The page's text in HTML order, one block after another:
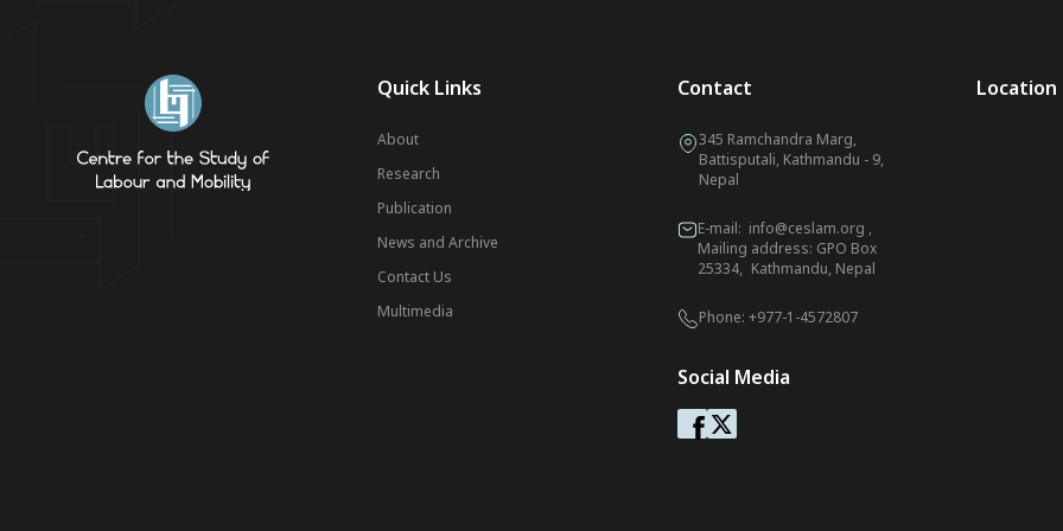
Quick Links
About
Research
Publication
News and Archive
Contact Us
Multimedia
Contact
345 Ramchandra Marg,
Battisputali, Kathmandu - 9,
Nepal
E-mail: info@ceslam.org ,
Mailing address: GPO Box
25334, Kathmandu, Nepal
Phone: +977-1-4572807
Social Media
Location